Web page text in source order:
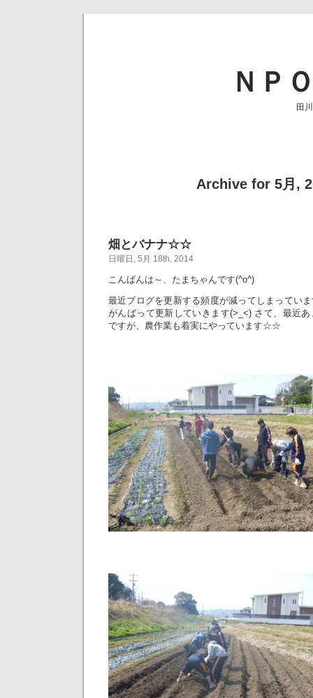
ＮＰ
田
Archive for 5月,
畑とバナナ☆☆
日曜日, 5月 18th, 2014
こんばんは～、たまちゃんです(^o^)
最近ブログを更新する頻度が減ってしまってい
がんばって更新していきます(>_<) さて、最近
ですが、農作業も着実にやっています☆☆